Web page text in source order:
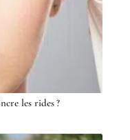
les rides ?